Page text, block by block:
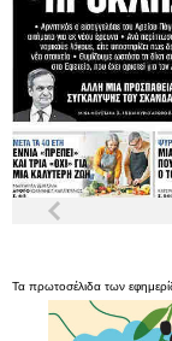
Τα πρωτοσέλιδα των